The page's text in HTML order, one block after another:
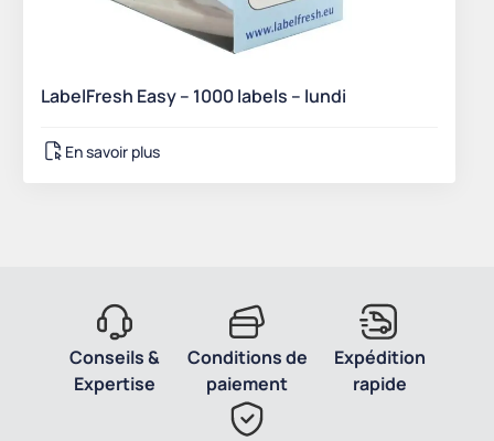
LabelFresh Easy – 1000 labels – lundi
En savoir plus
Conseils &
Expertise
Conditions de
paiement
Expédition
rapide